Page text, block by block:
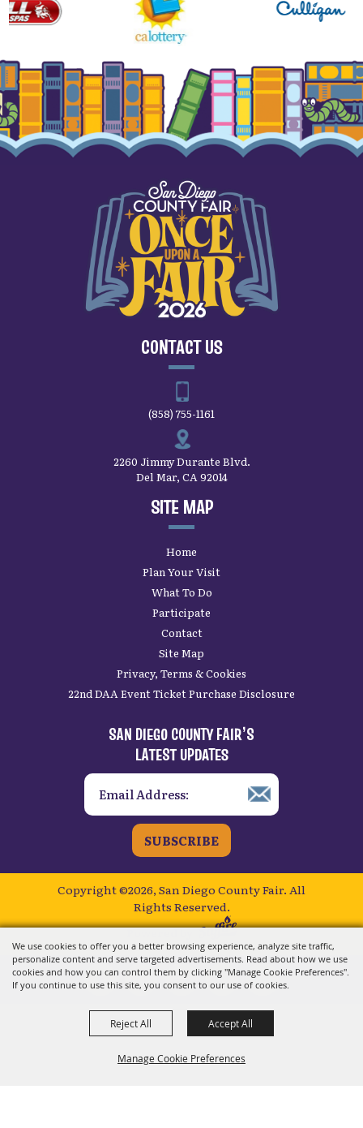
We use cookies to offer you a better browsing experience, analyze site traffic,
personalize content and serve targeted advertisements. Read about how we use
cookies and how you can control them by clicking "Manage Cookie Preferences".
If you continue to use this site, you consent to our use of cookies.
Manage Cookie Preferences
Reject All Accept All
CONTACT US
(858) 755-1161
2260 Jimmy Durante Blvd.
Del Mar, CA 92014
SITE MAP
Home
Plan Your Visit
What To Do
Participate
Contact
Site Map
Privacy, Terms & Cookies
22nd DAA Event Ticket Purchase Disclosure
SAN DIEGO COUNTY FAIR’S
LATEST UPDATES
SUBSCRIBE
Copyright ©2026, San Diego County Fair. All
Rights Reserved.
Powered by